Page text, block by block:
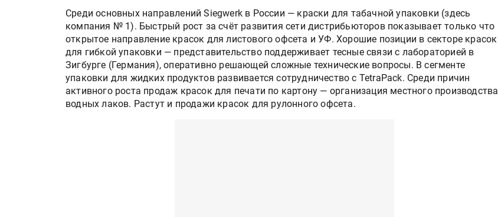
Среди основных направлений Siegwerk в России — краски для табачной упаковки (здесь
компания № 1). Быстрый рост за счёт развития сети дистрибьюторов показывает только что
открытое направление красок для листового офсета и УФ. Хорошие позиции в секторе красок
для гибкой упаковки — представительство поддерживает тесные связи с лабораторией в
Зигбурге (Германия), оперативно решающей сложные технические вопросы. В сегменте
упаковки для жидких продуктов развивается сотрудничество с TetraPack. Среди причин
активного роста продаж красок для печати по картону — организация местного производства
водных лаков. Растут и продажи красок для рулонного офсета.